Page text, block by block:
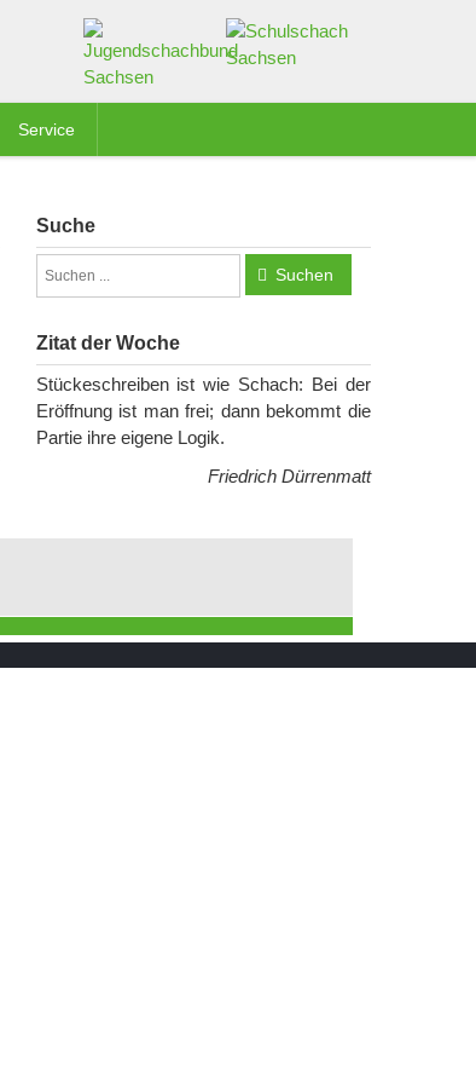
Service
Suche
Suchen
Zitat der Woche
Stückeschreiben ist wie Schach: Bei der
Eröffnung ist man frei; dann bekommt die
Partie ihre eigene Logik.
Friedrich Dürrenmatt